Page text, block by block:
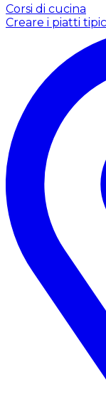
Corsi di cucina
Creare i piatti